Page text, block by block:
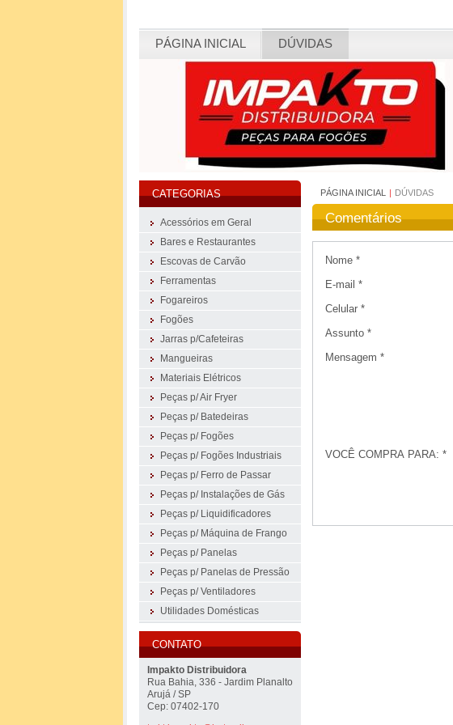
PÁGINA INICIAL DÚVIDAS
PÁGINA INICIAL | DÚVIDAS
Comentários
Nome *
E-mail *
Celular *
Assunto *
Mensagem *
VOCÊ COMPRA PARA: *
CATEGORIAS
Acessórios em Geral
Bares e Restaurantes
Escovas de Carvão
Ferramentas
Fogareiros
Fogões
Jarras p/Cafeteiras
Mangueiras
Materiais Elétricos
Peças p/ Air Fryer
Peças p/ Batedeiras
Peças p/ Fogões
Peças p/ Fogões Industriais
Peças p/ Ferro de Passar
Peças p/ Instalações de Gás
Peças p/ Liquidificadores
Peças p/ Máquina de Frango
Peças p/ Panelas
Peças p/ Panelas de Pressão
Peças p/ Ventiladores
Utilidades Domésticas
CONTATO
Impakto Distribuidora
Rua Bahia, 336 - Jardim Planalto
Arujá / SP
Cep: 07402-170